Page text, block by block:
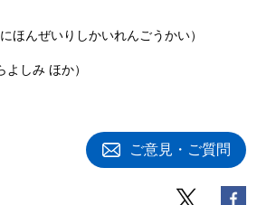
ほんぜいりしかいれんごうかい）
しみ ほか）
ご意見・ご質問